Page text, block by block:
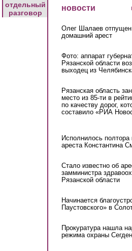
отдельный
разговор
новости
Олег Шалаев
домашний арест
Фото: аппарат
Рязанской области
выходец из
Рязанская область
место из 85-ти в
по качеству дорог,
составило «РИА
Исполнилось полтора
ареста Константина
Стало известно об
замминистра
Рязанской области
Начинается
Паустовского» в
Прокуратура нашла
режима охраны